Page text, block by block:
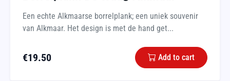
Een echte Alkmaarse borrelplank; een uniek souvenir
van Alkmaar. Het design is met de hand get...
€19.50 Add to cart